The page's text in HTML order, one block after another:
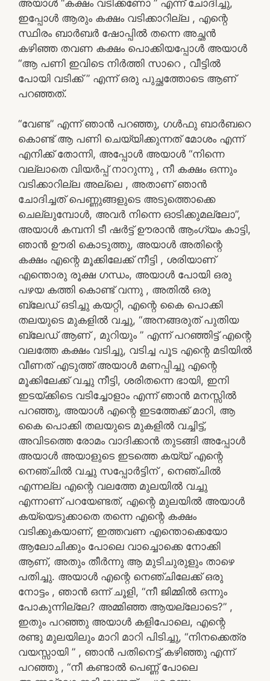
അയാൾ “കക്ഷം വടിക്കണോ ” എന്ന് ചോദിച്ചു,
ഇപ്പോൾ ആരും കക്ഷം വടിക്കാറില്ല , എന്റെ
സ്ഥിരം ബാർബർ ഷോപ്പിൽ തന്നെ അച്ഛൻ
കഴിഞ്ഞ തവണ കക്ഷം പൊക്കിയപ്പോൾ അയാൾ
“ആ പണി ഇവിടെ നിർത്തി സാറെ , വീട്ടിൽ
പോയി വടിക്ക് ” എന്ന് ഒരു പുച്ഛത്തോടെ ആണ്
പറഞ്ഞത്.
“വേണ്ട” എന്ന് ഞാൻ പറഞ്ഞു, ഗൾഫു ബാർബറെ
കൊണ്ട് ആ പണി ചെയ്യിക്കുന്നത് മോശം എന്ന്
എനിക്ക് തോന്നി, അപ്പോൾ അയാൾ “നിന്നെ
വല്ലാതെ വിയർപ്പ് നാറുന്നു , നീ കക്ഷം ഒന്നും
വടിക്കാറില്ല അല്ലെ , അതാണ് ഞാൻ
ചോദിച്ചത് പെണ്ണുങ്ങളുടെ അടുത്തൊക്കെ
ചെല്ലുമ്പോൾ, അവർ നിന്നെ ഓടിക്കുമല്ലോ”,
അയാൾ കമ്പനി ടീ ഷർട്ട് ഊരാൻ ആംഗ്യം കാട്ടി,
ഞാൻ ഊരി കൊടുത്തു, അയാൾ അതിന്റെ
കക്ഷം എന്റെ മൂക്കിലേക്ക് നീട്ടി , ശരിയാണ്
എന്തൊരു രൂക്ഷ ഗന്ധം, അയാൾ പോയി ഒരു
പഴയ കത്തി കൊണ്ട് വന്നു , അതിൽ ഒരു
ബ്ലേഡ് ഒടിച്ചു കയറ്റി, എന്റെ കൈ പൊക്കി
തലയുടെ മുകളിൽ വച്ചു, “അനങ്ങരുത് പുതിയ
ബ്ലേഡ് ആണ് , മുറിയും ” എന്ന് പറഞ്ഞിട്ട് എന്റെ
വലത്തേ കക്ഷം വടിച്ചു, വടിച്ച പൂട എന്റെ മടിയിൽ
വീണത് എടുത്ത് അയാൾ മണപ്പിച്ചു എന്റെ
മൂക്കിലേക്ക് വച്ചു നീട്ടി, ശരിതന്നെ ഭായി, ഇനി
ഇടയ്ക്കിടെ വടിച്ചോളാം എന്ന് ഞാൻ മനസ്സിൽ
പറഞ്ഞു, അയാൾ എന്റെ ഇടത്തേക്ക് മാറി, ആ
കൈ പൊക്കി തലയുടെ മുകളിൽ വച്ചിട്ട്,
അവിടത്തെ രോമം വാദിക്കാൻ തുടങ്ങി അപ്പോൾ
അയാൾ അയാളുടെ ഇടത്തെ കയ്യ് എന്റെ
നെഞ്ചിൽ വച്ചു സപ്പോർട്ടിന് , നെഞ്ചിൽ
എന്നല്ല എന്റെ വലത്തേ മുലയിൽ വച്ചു
എന്നാണ് പറയേണ്ടത്, എന്റെ മുലയിൽ അയാൾ
കയ്യെടുക്കാതെ തന്നെ എന്റെ കക്ഷം
വടിക്കുകയാണ്, ഇത്തവണ എന്തൊക്കെയോ
ആലോചിക്കും പോലെ വാച്ചൊക്കെ നോക്കി
ആണ്, അതും തീർന്നു ആ മുടിചുരുളും താഴെ
പതിച്ചു. അയാൾ എന്റെ നെഞ്ചിലേക്ക് ഒരു
നോട്ടം , ഞാൻ ഒന്ന് ചൂളി, “നീ ജിമ്മിൽ ഒന്നും
പോകുന്നില്ലേ? അമ്മിഞ്ഞ ആയല്ലോടെ?” ,
ഇതും പറഞ്ഞു അയാൾ കളിപോലെ, എന്റെ
രണ്ടു മുലയിലും മാറി മാറി പിടിച്ചു, “നിനക്കെത്ര
വയസ്സായി ” , ഞാൻ പതിനെട്ട് കഴിഞ്ഞു എന്ന്
പറഞ്ഞു , “നീ കണ്ടാൽ പെണ്ണ് പോലെ